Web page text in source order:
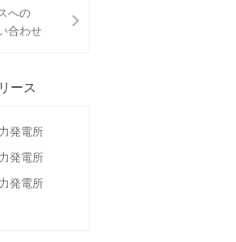
への
合わせ
ース
発電所
発電所
発電所